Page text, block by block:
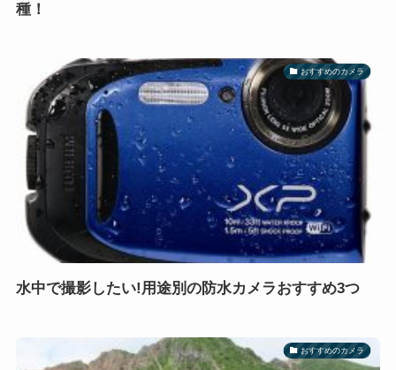
種！
おすすめのカメラ
水中で撮影したい!用途別の防水カメラおすすめ3つ
おすすめのカメラ